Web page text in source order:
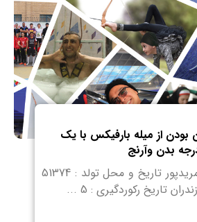
بودن از میله بارفیکس با یک
بدن وآرنج
دارنده رکورد : آرمین مریدپور تاریخ و محل تولد : 51374
تاریخ رکوردگیری : 5 ...